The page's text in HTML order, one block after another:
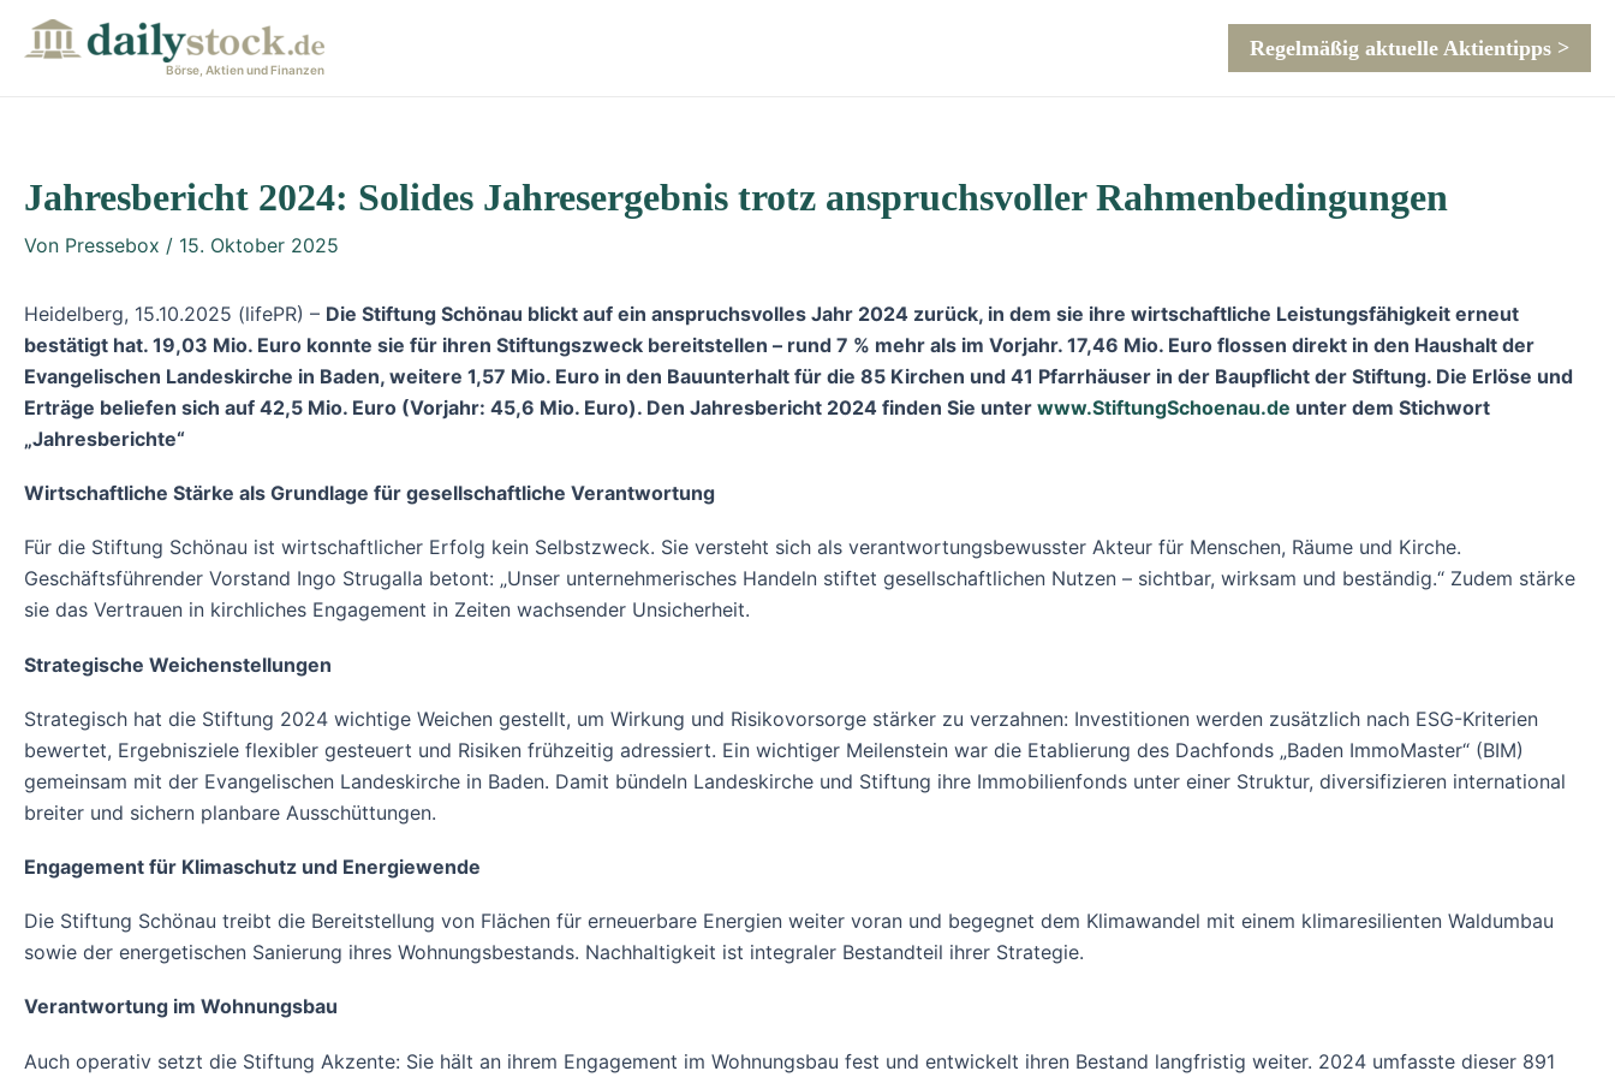
Inhalt
Börse, Aktien und Finanzen
Regelmäßig aktuelle Aktientipps >
Jahresbericht 2024: Solides Jahresergebnis trotz anspruchsvoller Rahmenbedingungen
Von Pressebox / 15. Oktober 2025
Heidelberg, 15.10.2025 (lifePR) – Die Stiftung Schönau blickt auf ein anspruchsvolles Jahr 2024 zurück, in dem sie ihre wirtschaftliche Leistungsfähigkeit erneut
bestätigt hat. 19,03 Mio. Euro konnte sie für ihren Stiftungszweck bereitstellen – rund 7 % mehr als im Vorjahr. 17,46 Mio. Euro flossen direkt in den Haushalt der
Evangelischen Landeskirche in Baden, weitere 1,57 Mio. Euro in den Bauunterhalt für die 85 Kirchen und 41 Pfarrhäuser in der Baupflicht der Stiftung. Die Erlöse und
Erträge beliefen sich auf 42,5 Mio. Euro (Vorjahr: 45,6 Mio. Euro). Den Jahresbericht 2024 finden Sie unter www.StiftungSchoenau.de unter dem Stichwort
„Jahresberichte“
Wirtschaftliche Stärke als Grundlage für gesellschaftliche Verantwortung
Für die Stiftung Schönau ist wirtschaftlicher Erfolg kein Selbstzweck. Sie versteht sich als verantwortungsbewusster Akteur für Menschen, Räume und Kirche.
Geschäftsführender Vorstand Ingo Strugalla betont: „Unser unternehmerisches Handeln stiftet gesellschaftlichen Nutzen – sichtbar, wirksam und beständig.“ Zudem stärke
sie das Vertrauen in kirchliches Engagement in Zeiten wachsender Unsicherheit.
Strategische Weichenstellungen
Strategisch hat die Stiftung 2024 wichtige Weichen gestellt, um Wirkung und Risikovorsorge stärker zu verzahnen: Investitionen werden zusätzlich nach ESG-Kriterien
bewertet, Ergebnisziele flexibler gesteuert und Risiken frühzeitig adressiert. Ein wichtiger Meilenstein war die Etablierung des Dachfonds „Baden ImmoMaster“ (BIM)
gemeinsam mit der Evangelischen Landeskirche in Baden. Damit bündeln Landeskirche und Stiftung ihre Immobilienfonds unter einer Struktur, diversifizieren international
breiter und sichern planbare Ausschüttungen.
Engagement für Klimaschutz und Energiewende
Die Stiftung Schönau treibt die Bereitstellung von Flächen für erneuerbare Energien weiter voran und begegnet dem Klimawandel mit einem klimaresilienten Waldumbau
sowie der energetischen Sanierung ihres Wohnungsbestands. Nachhaltigkeit ist integraler Bestandteil ihrer Strategie.
Verantwortung im Wohnungsbau
Auch operativ setzt die Stiftung Akzente: Sie hält an ihrem Engagement im Wohnungsbau fest und entwickelt ihren Bestand langfristig weiter. 2024 umfasste dieser 891
navigation